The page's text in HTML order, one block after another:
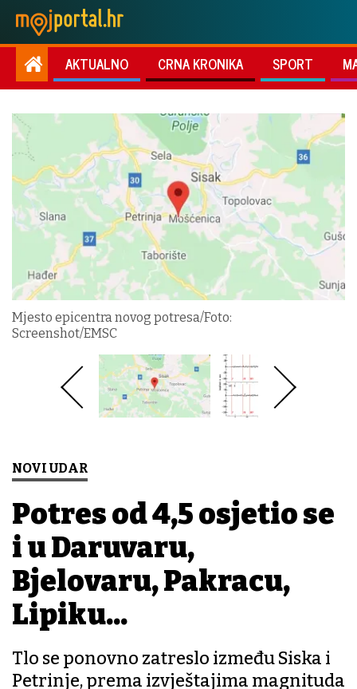
AKTUALNO CRNA KRONIKA SPORT
Mjesto epicentra novog potresa/Foto:
Screenshot/EMSC
NOVI UDAR
Potres od 4,5 osjetio se
i u Daruvaru,
Bjelovaru, Pakracu,
Lipiku...
Tlo se ponovno zatreslo između Siska i
Petrinje, prema izvještajima magnituda